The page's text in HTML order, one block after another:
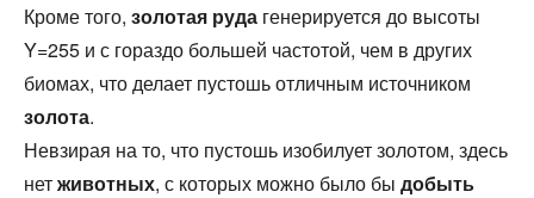
Кроме того, золотая руда генерируется до высоты
Y=255 и с гораздо большей частотой, чем в других
биомах, что делает пустошь отличным источником
золота.
Невзирая на то, что пустошь изобилует золотом, здесь
нетживотных, с которых можно было бы добыть